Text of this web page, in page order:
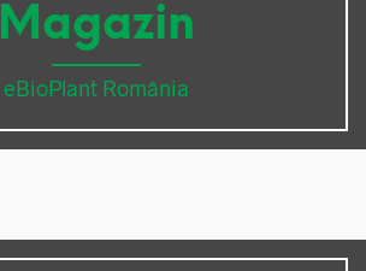
Magazin
eBioPlant România